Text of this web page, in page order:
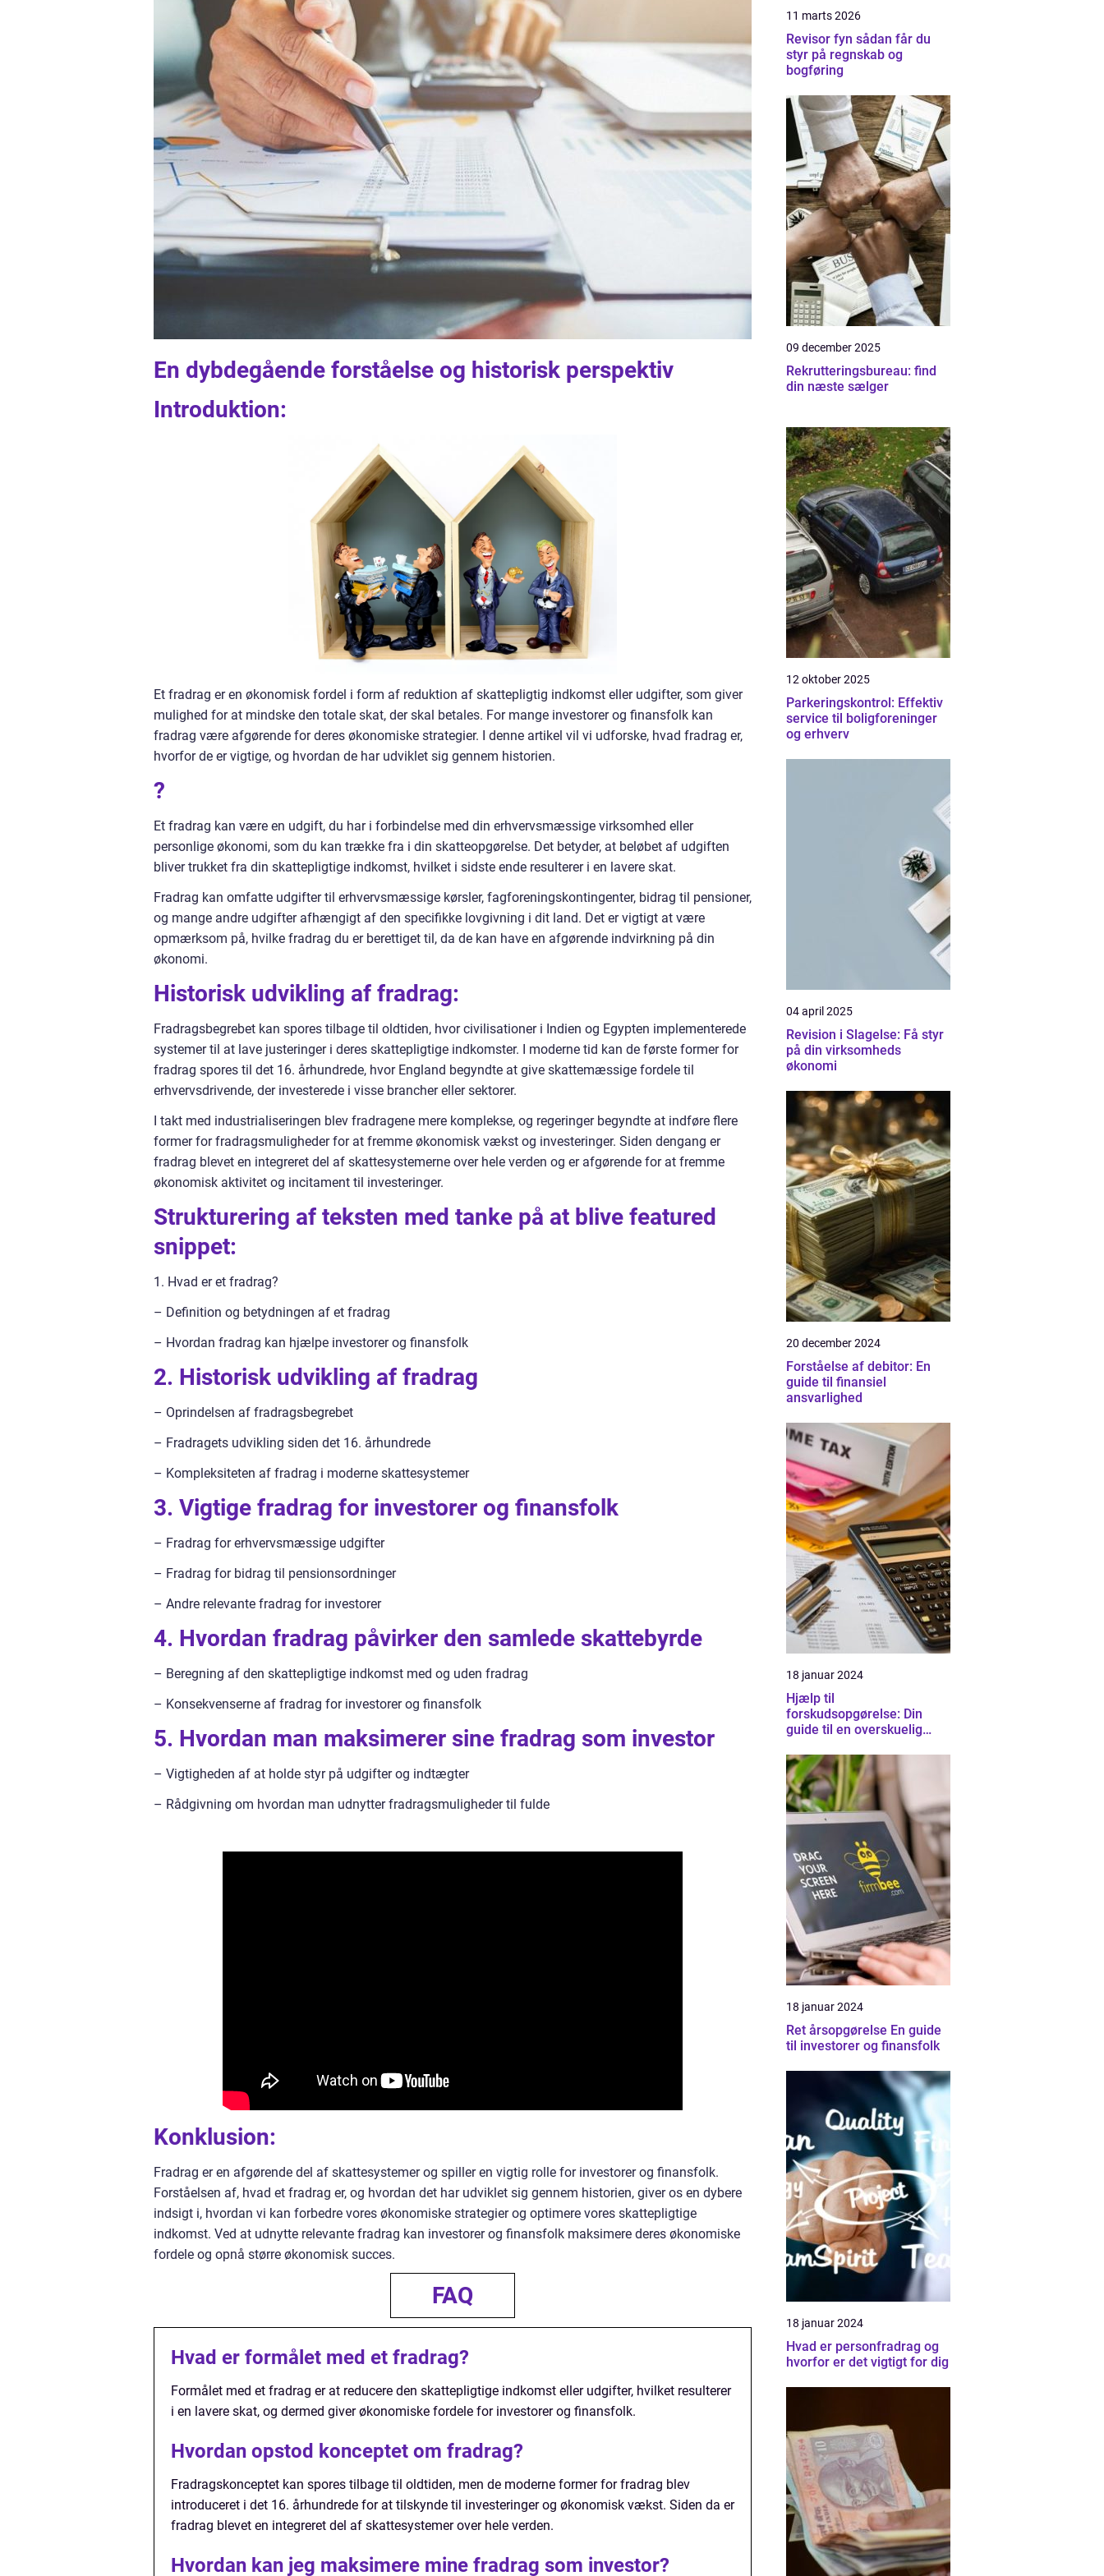
En dybdegående forståelse og historisk perspektiv
Introduktion:
Et fradrag er en økonomisk fordel i form af reduktion af skattepligtig indkomst eller udgifter, som giver
mulighed for at mindske den totale skat, der skal betales. For mange investorer og finansfolk kan
fradrag være afgørende for deres økonomiske strategier. I denne artikel vil vi udforske, hvad fradrag er,
hvorfor de er vigtige, og hvordan de har udviklet sig gennem historien.
?
Et fradrag kan være en udgift, du har i forbindelse med din erhvervsmæssige virksomhed eller
personlige økonomi, som du kan trække fra i din skatteopgørelse. Det betyder, at beløbet af udgiften
bliver trukket fra din skattepligtige indkomst, hvilket i sidste ende resulterer i en lavere skat.
Fradrag kan omfatte udgifter til erhvervsmæssige kørsler, fagforeningskontingenter, bidrag til pensioner,
og mange andre udgifter afhængigt af den specifikke lovgivning i dit land. Det er vigtigt at være
opmærksom på, hvilke fradrag du er berettiget til, da de kan have en afgørende indvirkning på din
økonomi.
Historisk udvikling af fradrag:
Fradragsbegrebet kan spores tilbage til oldtiden, hvor civilisationer i Indien og Egypten implementerede
systemer til at lave justeringer i deres skattepligtige indkomster. I moderne tid kan de første former for
fradrag spores til det 16. århundrede, hvor England begyndte at give skattemæssige fordele til
erhvervsdrivende, der investerede i visse brancher eller sektorer.
I takt med industrialiseringen blev fradragene mere komplekse, og regeringer begyndte at indføre flere
former for fradragsmuligheder for at fremme økonomisk vækst og investeringer. Siden dengang er
fradrag blevet en integreret del af skattesystemerne over hele verden og er afgørende for at fremme
økonomisk aktivitet og incitament til investeringer.
Strukturering af teksten med tanke på at blive featured
snippet:
1. Hvad er et fradrag?
– Definition og betydningen af et fradrag
– Hvordan fradrag kan hjælpe investorer og finansfolk
2. Historisk udvikling af fradrag
– Oprindelsen af fradragsbegrebet
– Fradragets udvikling siden det 16. århundrede
– Kompleksiteten af fradrag i moderne skattesystemer
3. Vigtige fradrag for investorer og finansfolk
– Fradrag for erhvervsmæssige udgifter
– Fradrag for bidrag til pensionsordninger
– Andre relevante fradrag for investorer
4. Hvordan fradrag påvirker den samlede skattebyrde
– Beregning af den skattepligtige indkomst med og uden fradrag
– Konsekvenserne af fradrag for investorer og finansfolk
5. Hvordan man maksimerer sine fradrag som investor
– Vigtigheden af at holde styr på udgifter og indtægter
– Rådgivning om hvordan man udnytter fradragsmuligheder til fulde
Konklusion:
Fradrag er en afgørende del af skattesystemer og spiller en vigtig rolle for investorer og finansfolk.
Forståelsen af, hvad et fradrag er, og hvordan det har udviklet sig gennem historien, giver os en dybere
indsigt i, hvordan vi kan forbedre vores økonomiske strategier og optimere vores skattepligtige
indkomst. Ved at udnytte relevante fradrag kan investorer og finansfolk maksimere deres økonomiske
fordele og opnå større økonomisk succes.
FAQ
Hvad er formålet med et fradrag?
Formålet med et fradrag er at reducere den skattepligtige indkomst eller udgifter, hvilket resulterer
i en lavere skat, og dermed giver økonomiske fordele for investorer og finansfolk.
Hvordan opstod konceptet om fradrag?
Fradragskonceptet kan spores tilbage til oldtiden, men de moderne former for fradrag blev
introduceret i det 16. århundrede for at tilskynde til investeringer og økonomisk vækst. Siden da er
fradrag blevet en integreret del af skattesystemer over hele verden.
Hvordan kan jeg maksimere mine fradrag som investor?
11 marts 2026
Revisor fyn sådan får du
styr på regnskab og
bogføring
09 december 2025
Rekrutteringsbureau: find
din næste sælger
12 oktober 2025
Parkeringskontrol: Effektiv
service til boligforeninger
og erhverv
04 april 2025
Revision i Slagelse: Få styr
på din virksomheds
økonomi
20 december 2024
Forståelse af debitor: En
guide til finansiel
ansvarlighed
18 januar 2024
Hjælp til
forskudsopgørelse: Din
guide til en overskuelig
18 januar 2024
Ret årsopgørelse En guide
til investorer og finansfolk
18 januar 2024
Hvad er personfradrag og
hvorfor er det vigtigt for dig